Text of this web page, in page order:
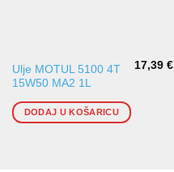
Ulje MOTUL 5100 4T
15W50 MA2 1L
17,39€
DODAJ U KOŠARICU